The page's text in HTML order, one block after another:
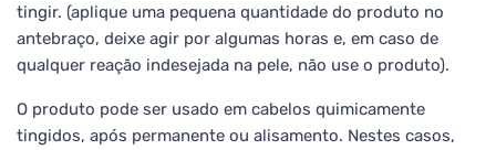
tingir. (aplique uma pequena quantidade do produto no
antebraço, deixe agir por algumas horas e, em caso de
qualquer reação indesejada na pele, não use o produto).
O produto pode ser usado em cabelos quimicamente
tingidos, após permanente ou alisamento. Nestes casos,